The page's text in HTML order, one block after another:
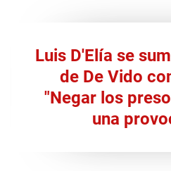
Luis D'Elía se
de De Vido
"Negar los
una